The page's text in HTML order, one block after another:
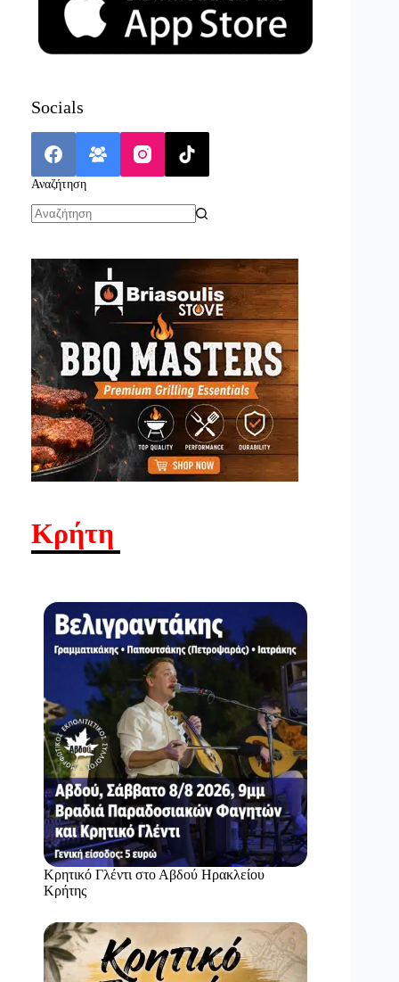
Socials
Αναζήτηση
Κρήτη
Κρητικό Γλέντι στο Αβδού Ηρακλείου
Κρήτης